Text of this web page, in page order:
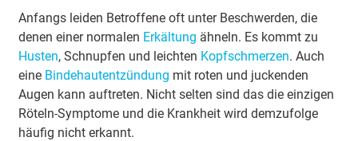
Anfangs leiden Be­tro­ffe­ne oft unter Be­schwe­rden, die
denen einer no­rma­len E­rkä­ltung ähneln. Es kommt zu
Husten, Schnupfen und leichten Ko­pfschme­rzen. Auch
eine Bi­nde­hau­te­ntzü­ndung mit roten und ju­cke­nden
Augen kann au­ftre­ten. Nicht selten sind das die ei­nzi­gen
Röteln-Sy­mpto­me und die Krankheit wird de­mzu­fo­lge
häufig nicht erkannt.